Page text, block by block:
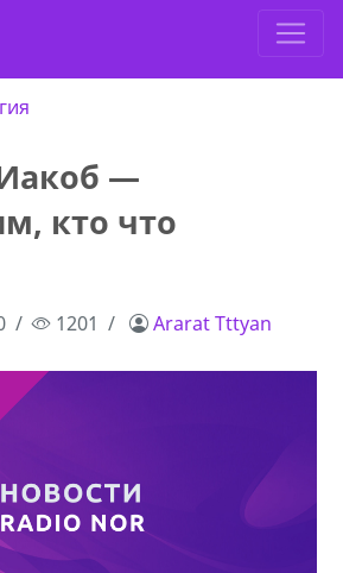
—
кто что
1201 Ararat Tttyan